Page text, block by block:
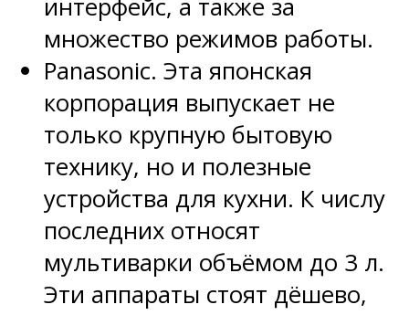
интерфейс, а также за
множество режимов работы.
Panasonic. Эта японская
корпорация выпускает не
только крупную бытовую
технику, но и полезные
устройства для кухни. К числу
последних относят
мультиварки объёмом до 3 л.
Эти аппараты стоят дёшево,